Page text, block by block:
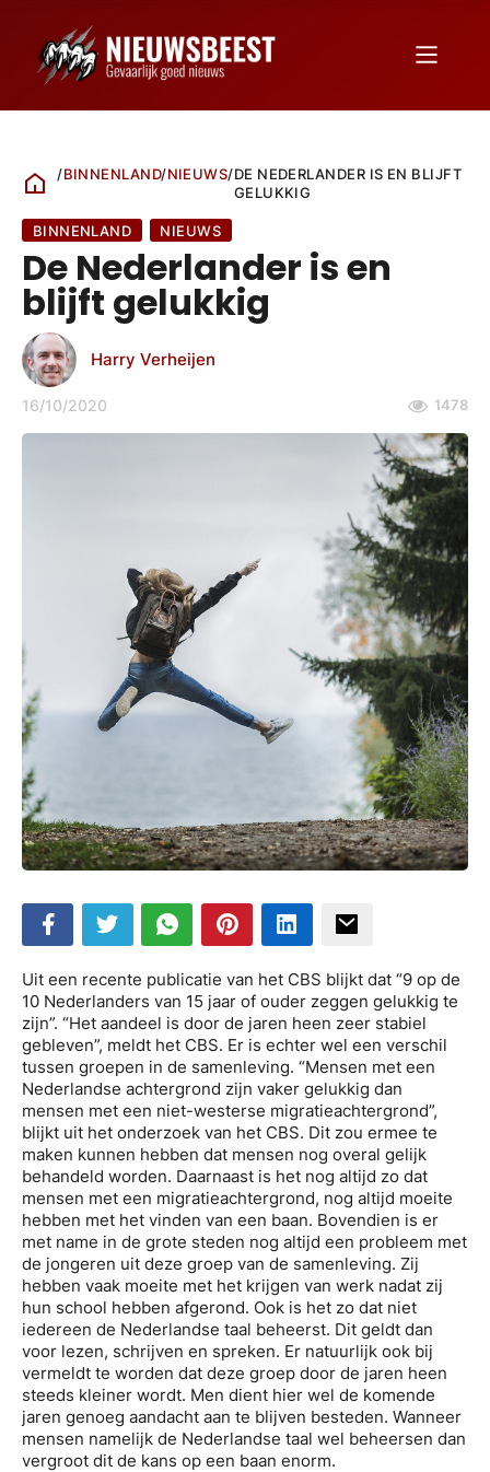
/BINNENLAND/NIEUWS/DE NEDERLANDER IS EN BLIJFT
GELUKKIG
BINNENLAND NIEUWS
De Nederlander is en
blijft gelukkig
Harry Verheijen
16/10/2020 1478
Uit een recente publicatie van het CBS blijkt dat “9 op de
10 Nederlanders van 15 jaar of ouder zeggen gelukkig te
zijn”. “Het aandeel is door de jaren heen zeer stabiel
gebleven”, meldt het CBS. Er is echter wel een verschil
tussen groepen in de samenleving. “Mensen met een
Nederlandse achtergrond zijn vaker gelukkig dan
mensen met een niet-westerse migratieachtergrond”,
blijkt uit het onderzoek van het CBS. Dit zou ermee te
maken kunnen hebben dat mensen nog overal gelijk
behandeld worden. Daarnaast is het nog altijd zo dat
mensen met een migratieachtergrond, nog altijd moeite
hebben met het vinden van een baan. Bovendien is er
met name in de grote steden nog altijd een probleem met
de jongeren uit deze groep van de samenleving. Zij
hebben vaak moeite met het krijgen van werk nadat zij
hun school hebben afgerond. Ook is het zo dat niet
iedereen de Nederlandse taal beheerst. Dit geldt dan
voor lezen, schrijven en spreken. Er natuurlijk ook bij
vermeldt te worden dat deze groep door de jaren heen
steeds kleiner wordt. Men dient hier wel de komende
jaren genoeg aandacht aan te blijven besteden. Wanneer
mensen namelijk de Nederlandse taal wel beheersen dan
vergroot dit de kans op een baan enorm.